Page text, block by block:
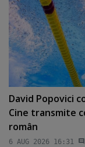
David Popovici
Cine transmite
român
6 AUG 2026 16:31